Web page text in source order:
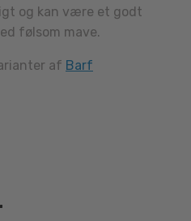
og kan være et godt
følsom mave.
af Barf